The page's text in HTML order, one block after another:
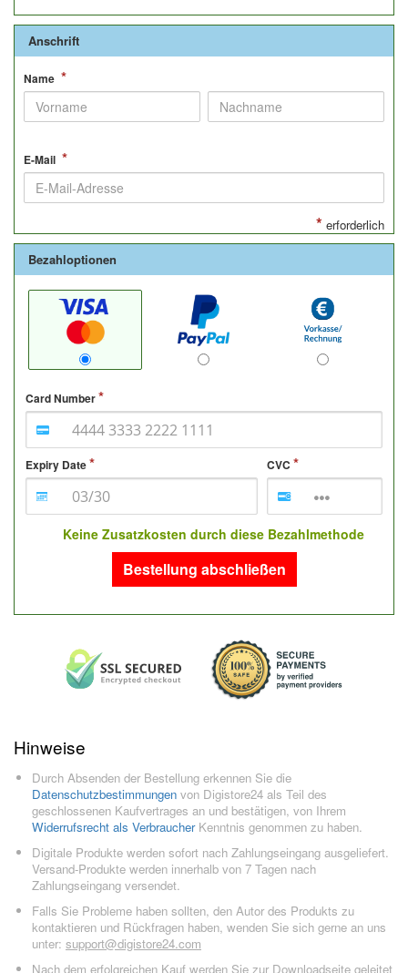
Anschrift
Name *
E-Mail *
* erforderlich
Bezahloptionen
Card Number
Expiry Date CVC
Keine Zusatzkosten durch diese Bezahlmethode
Bestellung abschließen
Hinweise
Durch Absenden der Bestellung erkennen Sie die
Datenschutzbestimmungen von Digistore24 als Teil des
geschlossenen Kaufvertrages an und bestätigen, von Ihrem
Widerrufsrecht als VerbraucherKenntnis genommen zu haben.
Digitale Produkte werden sofort nach Zahlungseingang ausgeliefert.
Versand-Produkte werden innerhalb von 7 Tagen nach
Zahlungseingang versendet.
Falls Sie Probleme haben sollten, den Autor des Produkts zu
kontaktieren und Rückfragen haben, wenden Sie sich gerne an uns
unter: support@digistore24.com
Nach dem erfolgreichen Kauf werden Sie zur Downloadseite geleitet